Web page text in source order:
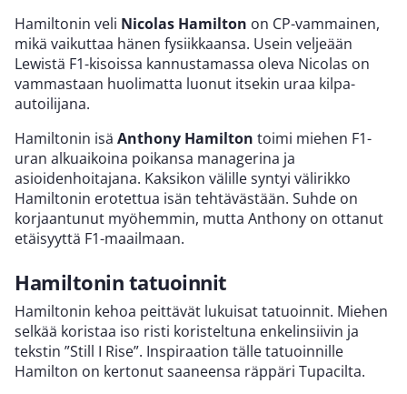
Hamiltonin veli Nicolas Hamilton on CP-vammainen,
mikä vaikuttaa hänen fysiikkaansa. Usein veljeään
Lewistä F1-kisoissa kannustamassa oleva Nicolas on
vammastaan huolimatta luonut itsekin uraa kilpa-
autoilijana.
Hamiltonin isä Anthony Hamilton toimi miehen F1-
uran alkuaikoina poikansa managerina ja
asioidenhoitajana. Kaksikon välille syntyi välirikko
Hamiltonin erotettua isän tehtävästään. Suhde on
korjaantunut myöhemmin, mutta Anthony on ottanut
etäisyyttä F1-maailmaan.
Hamiltonin tatuoinnit
Hamiltonin kehoa peittävät lukuisat tatuoinnit. Miehen
selkää koristaa iso risti koristeltuna enkelinsiivin ja
tekstin ”Still I Rise”. Inspiraation tälle tatuoinnille
Hamilton on kertonut saaneensa räppäri Tupacilta.